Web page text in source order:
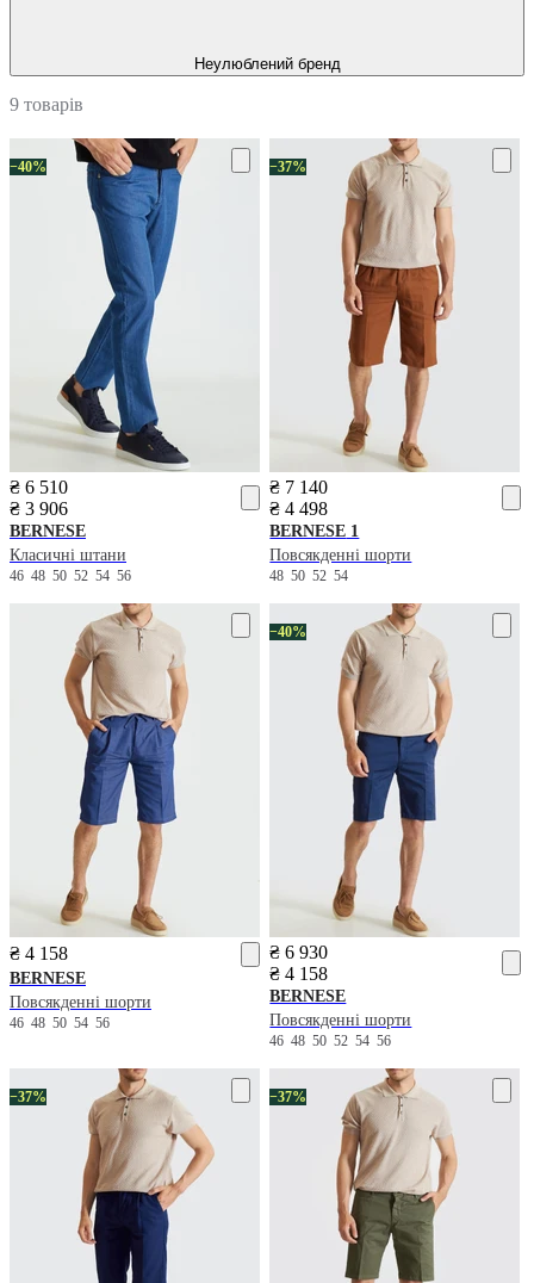
Неулюблений бренд
9 товарів
−40%
₴ 6 510
₴ 3 906
BERNESE
Класичні штани
46 48 50 52 54 56
−37%
₴ 7 140
₴ 4 498
BERNESE 1
Повсякденні шорти
48505254
₴ 4 158
BERNESE
Повсякденні шорти
46 48 50 54 56
−40%
₴ 6 930
₴ 4 158
BERNESE
Повсякденні шорти
464850525456
−37% −37%